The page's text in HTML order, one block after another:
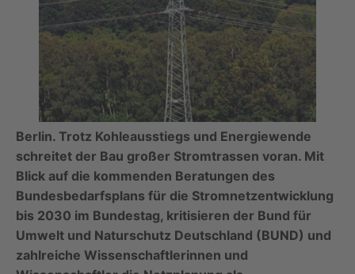
Berlin. Trotz Kohleausstiegs und Energiewende
schreitet der Bau großer Stromtrassen voran. Mit
Blick auf die kommenden Beratungen des
Bundesbedarfsplans für die Stromnetzentwicklung
bis 2030 im Bundestag, kritisieren der Bund für
Umwelt und Naturschutz Deutschland (BUND) und
zahlreiche Wissenschaftlerinnen und